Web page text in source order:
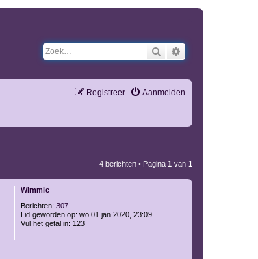
Zoek
Aanmelden
Registreer
4 berichten • Pagina 1 van 1
Wimmie
Berichten: 307
Lid geworden op: wo 01 jan 2020, 23:09
Vul het getal in: 123